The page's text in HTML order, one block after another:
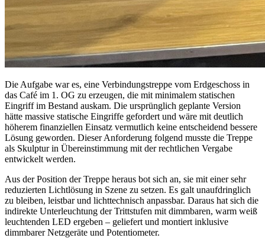
Die Aufgabe war es, eine Verbindungstreppe vom Erdgeschoss in
das Café im 1. OG zu erzeugen, die mit minimalem statischen
Eingriff im Bestand auskam. Die ursprünglich geplante Version
hätte massive statische Eingriffe gefordert und wäre mit deutlich
höherem finanziellen Einsatz vermutlich keine entscheidend bessere
Lösung geworden. Dieser Anforderung folgend musste die Treppe
als Skulptur in Übereinstimmung mit der rechtlichen Vergabe
entwickelt werden.
Aus der Position der Treppe heraus bot sich an, sie mit einer sehr
reduzierten Lichtlösung in Szene zu setzen. Es galt unaufdringlich
zu bleiben, leistbar und lichttechnisch anpassbar. Daraus hat sich die
indirekte Unterleuchtung der Trittstufen mit dimmbaren, warm weiß
leuchtenden LED ergeben – geliefert und montiert inklusive
dimmbarer Netzgeräte und Potentiometer.